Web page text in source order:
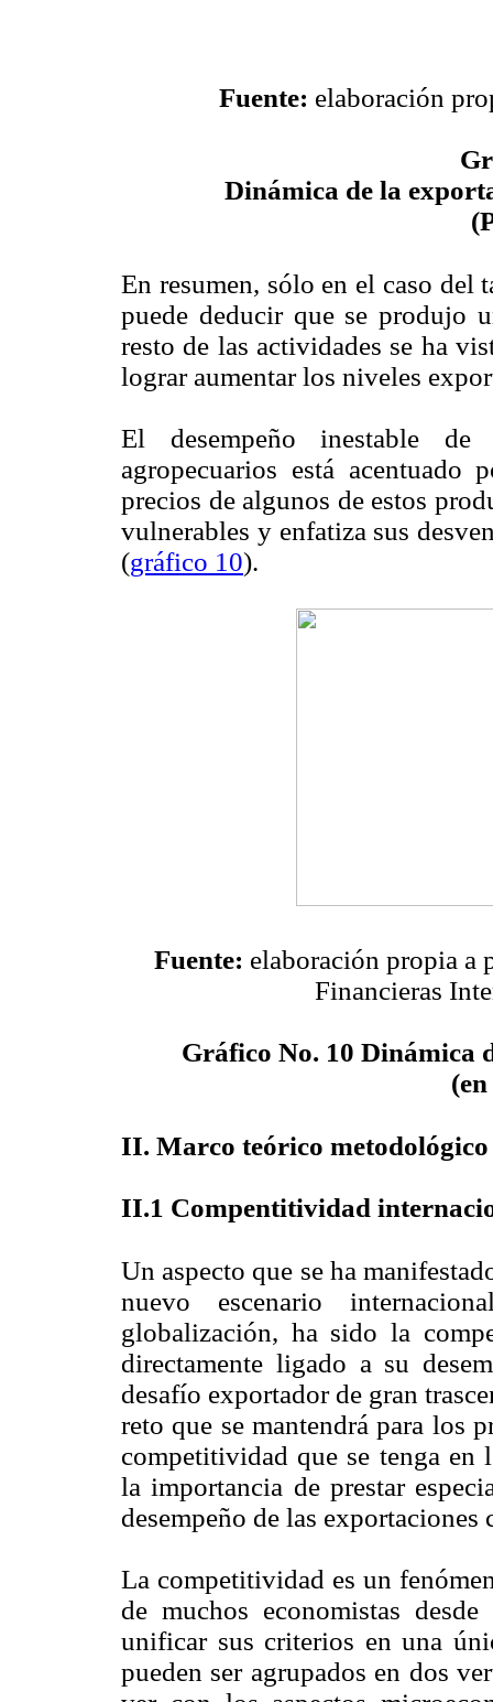
Fuente: elaboración
Dinámica de la
En resumen, sólo en el caso del
puede deducir que se produjo
resto de las actividades se ha
lograr aumentar los niveles
El desempeño inestable de
agropecuarios está
precios de algunos de estos
vulnerables y enfatiza sus
(gráfico 10).
Fuente: elaboración propia a
Financieras
Gráfico No. 10 Dinámica
II. Marco teórico metodológico
II.1 Compentitividad
Un aspecto que se ha
nuevo escenario
globalización, ha sido la
directamente ligado a su
desafío exportador de gran
reto que se mantendrá para los
competitividad que se tenga en
la importancia de prestar
desempeño de las exportaciones
La competitividad es un
de muchos economistas
unificar sus criterios en una
pueden ser agrupados en dos